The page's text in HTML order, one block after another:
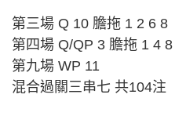
第三場 Q 10 膽拖 1 2 6 8
第四場 Q/QP 3 膽拖 1 4 8
第九場 WP 11
混合過關三串七 共104注